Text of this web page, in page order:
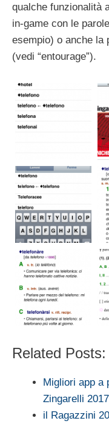
qualche funzionalità
in-game con le
esempio) o anche la
(vedi “entourage”).
Related Posts:
Migliori app a
Zingarelli 2017
il Ragazzini